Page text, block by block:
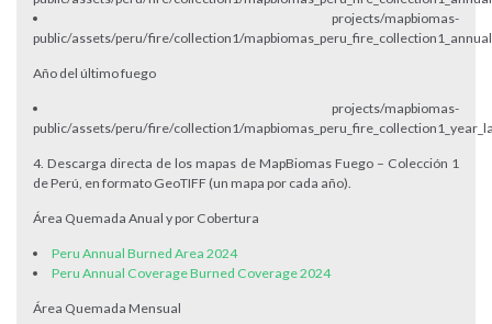
projects/mapbiomas-
public/assets/peru/fire/collection1/
Año del último fuego
projects/mapbiomas-
public/assets/peru/fire/collection1/
4. Descarga directa de los mapas de MapBiomas Fuego – Colección 1
de Perú, en formato GeoTIFF (un mapa por cada año).
Área Quemada Anual y por Cobertura
Peru Annual Burned Area 2024
Peru Annual Coverage Burned Coverage 2024
Área Quemada Mensual